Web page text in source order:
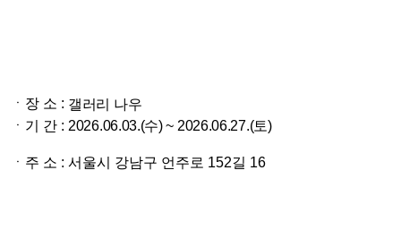
ㆍ장 소 : 갤러리 나우
ㆍ기 간 : 2026.06.03.(수) ~ 2026.06.27.(토)
ㆍ주 소 : 서울시 강남구 언주로 152길 16